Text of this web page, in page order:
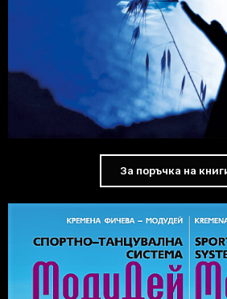
За поръчка на